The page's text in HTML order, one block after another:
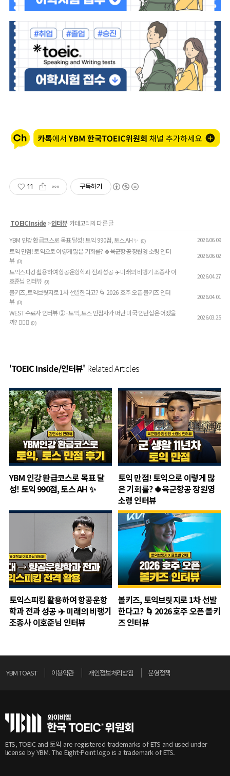
11 구독하기
'TOEIC Inside>인터뷰' 카테고리의 다른 글
YBM 인강 환급코스로 목표 달성! 토익 990점, 토스 AH ✨ (0) 2026.06.09
토익 만점! 토익으로 이렇게 많은 기회를? 🍀육군항공 장원영 소령 인터
뷰 (0)
2026.06.02
토익스피킹 활용하여 항공운항학과 전과 성공 ✈️ 미래의 비행기 조종사 이
호준님 인터뷰 (0)
2026.04.27
볼키즈, 토익브릿지로 1차 선발한다고? 🌀 2026 호주 오픈 볼키즈 인터
뷰 (0)
2026.04.01
WEST 수료자 인터뷰 ② - 토익, 토스 만점자가 떠난 미국 인턴십은 어땠을
까? 🧚🏻‍♀️ (0)
2026.03.25
'TOEIC Inside/인터뷰' Related Articles
YBM 인강 환급코스로 목표 달
성! 토익 990점, 토스 AH ✨
토익 만점! 토익으로 이렇게 많
은 기회를? 🍀육군항공 장원영
소령 인터뷰
토익스피킹 활용하여 항공운항
학과 전과 성공 ✈️ 미래의 비행기
조종사 이호준님 인터뷰
볼키즈, 토익브릿지로 1차 선발
한다고? 🌀 2026 호주 오픈 볼키
즈 인터뷰
YBM TOAST 이용약관 개인정보처리방침 운영정책
ETS, TOEIC and 토익 are registered trademarks of ETS and used under
license by YBM. The Eight-Point logo is a trademark of ETS.